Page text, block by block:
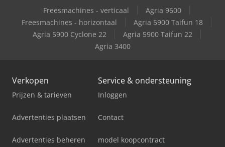
Freesmachines - verticaal
Agria 9600
Freesmachines - horizontaal
Agria 5900 Taifun 18
Agria 5900 Cyclone 22
Agria 5900 Taifun 22
Agria 3400
Verkopen
Prijzen & tarieven
Advertenties plaatsen
Advertenties beheren
Service & ondersteuning
Inloggen
Contact
model koopcontract